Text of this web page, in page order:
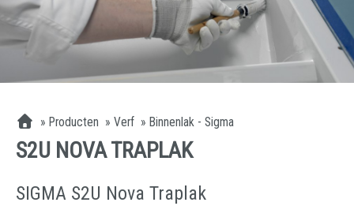
» Producten »Verf » Binnenlak - Sigma
S2U NOVA TRAPLAK
SIGMA S2U Nova Traplak